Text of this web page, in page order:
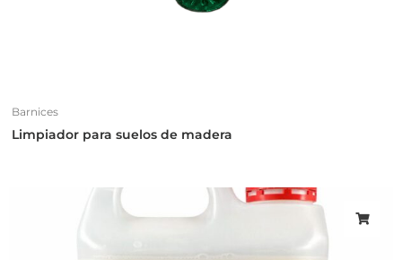
Barnices
Limpiador para suelos de madera